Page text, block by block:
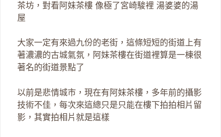
茶坊，對看阿妹茶樓 像極了宮崎駿裡 湯婆婆的湯
屋
大家一定有來過九份的老街，這條短短的街道上有
著濃濃的古城氣氛，阿妹茶樓在街道裡算是一棟很
著名的街道景點了
以前是悲情城市，現在有阿妹茶樓，多年前的攝影
技術不佳，每次來這總只是只能在樓下拍拍相片留
影，其實拍相片就是這樣